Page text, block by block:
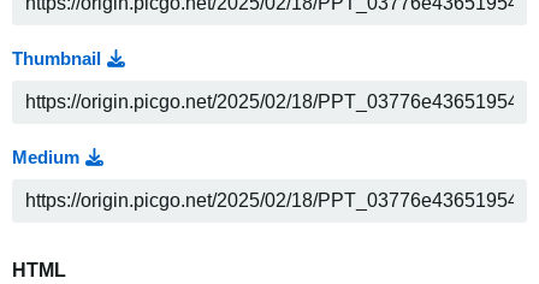
Thumbnail
Medium
HTML